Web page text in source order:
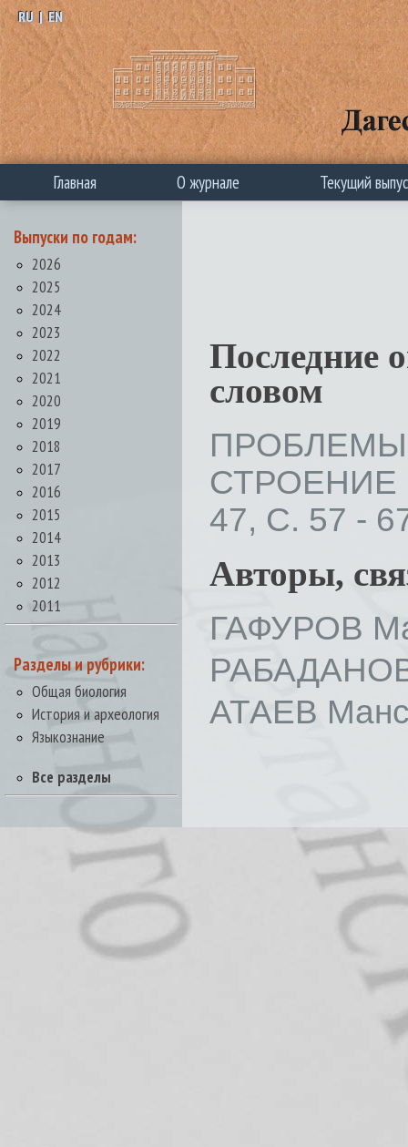
RU | EN
Главная О журнале Текущий
Выпуски по годам:
2026
2025
2024
2023
2022
2021
2020
2019
2018
2017
2016
2015
2014
2013
2012
2011
Разделы и рубрики:
Общая биология
История и археология
Языкознание
Все разделы
Последние
словом
47, С. 57 -
Авторы,
ГАФУРОВ
АТАЕВ